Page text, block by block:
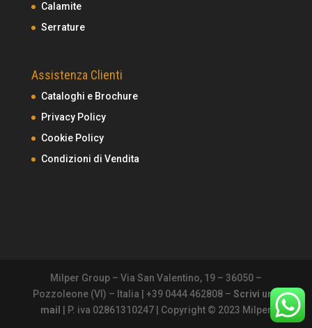
Calamite
Serrature
Assistenza Clienti
Cataloghi e Brochure
Privacy Policy
Cookie Policy
Condizioni di Vendita
Milper Group – Via San Valentino, 19 – 36050 –
Pozzoleone (VI) – Italia | +39 0444 462808 –Scrivi una
mail
| P. iva 02861310247 | Copyright © 2023 Milper